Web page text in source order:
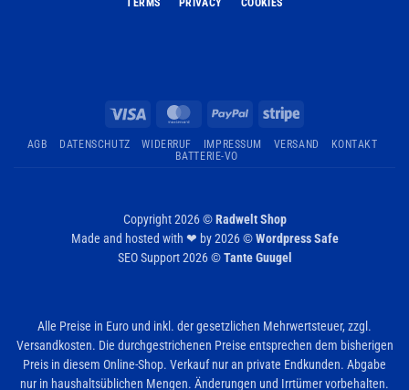
MasterCardPayPal Stripe
AGB DATENSCHUTZ WIDERRUF IMPRESSUM VERSAND
KONTAKT
BATTERIE-VO
Copyright 2026 ©Radwelt Shop
Made and hosted with ❤ by 2026 ©Wordpress Safe
SEO Support 2026 ©Tante Guugel
Alle Preise in Euro und inkl. der gesetzlichen Mehrwertsteuer, zzgl.
Versandkosten. Die durchgestrichenen Preise entsprechen dem bisherigen
Preis in diesem Online-Shop. Verkauf nur an private Endkunden. Abgabe
nur in haushaltsüblichen Mengen. Änderungen und Irrtümer vorbehalten.